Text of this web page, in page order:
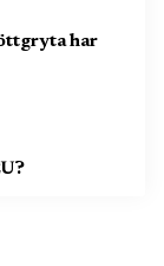
har